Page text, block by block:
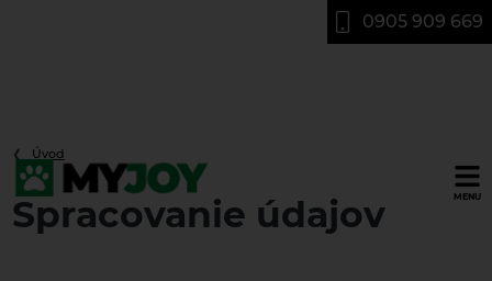
Chovateľská
stanica
plemena
MENU
Úvod
Spracovanie údajov
0905 909 669